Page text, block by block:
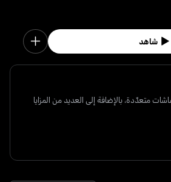
شاهد
متعدّدة، بالإضافة إلى العديد من المزايا